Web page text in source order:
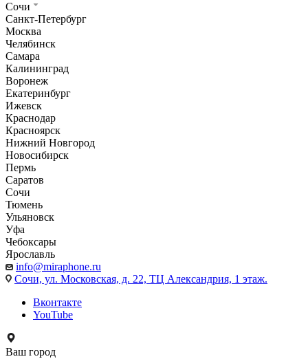
Сочи
Санкт-Петербург
Москва
Челябинск
Самара
Калининград
Воронеж
Екатеринбург
Ижевск
Краснодар
Красноярск
Нижний Новгород
Новосибирск
Пермь
Саратов
Сочи
Тюмень
Ульяновск
Уфа
Чебоксары
Ярославль
info@miraphone.ru
Сочи, ул. Московская, д. 22, ТЦ Александрия, 1 этаж.
Вконтакте
YouTube
Ваш город